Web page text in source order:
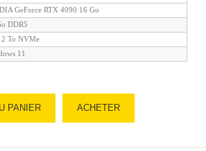
GeForce RTX 4090 16 Go
DDR5
2 To NVMe
11
PANIER ACHETER